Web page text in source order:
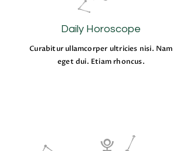
Daily Horoscope
Curabitur ullamcorper ultricies nisi. Nam
eget dui. Etiam rhoncus.